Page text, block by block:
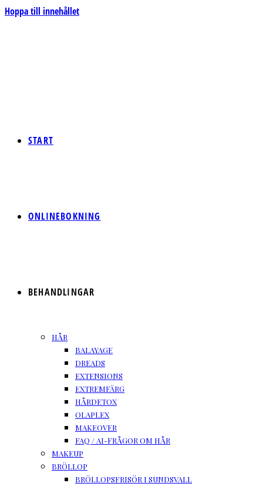
Hoppa till innehållet
START
ONLINEBOKNING
BEHANDLINGAR
HÅR
BALAYAGE
DREADS
EXTENSIONS
EXTREMFÄRG
HÅRDETOX
OLAPLEX
MAKEOVER
FAQ / AI-FRÅGOR OM HÅR
MAKEUP
BRÖLLOP
BRÖLLOPSFRISÖR I SUNDSVALL